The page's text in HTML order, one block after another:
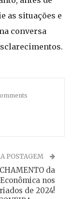
as situações e
conversa
POSTAGEM
da
nos
de 2024!